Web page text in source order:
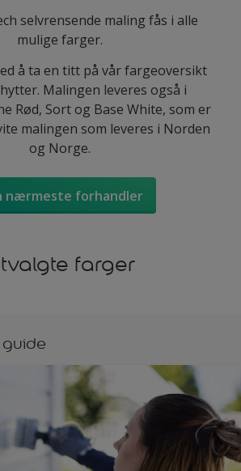
selvrensende maling fås i alle
mulige farger.
å ta en titt på vår fargeoversikt
Malingen leveres også i
Rød, Sort og Base White, som er
malingen som leveres i Norden
og Norge.
nærmeste forhandler
farger